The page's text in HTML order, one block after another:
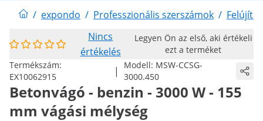
/ expondo / Professzionális szerszámok /
Nincs
értékelés
Legyen Ön az első, aki értékeli
ezt a terméket
Termékszám:
EX10062915
| Modell: MSW-CCSG-
3000.450
Betonvágó - benzin - 3000 W - 155
mm vágási mélység